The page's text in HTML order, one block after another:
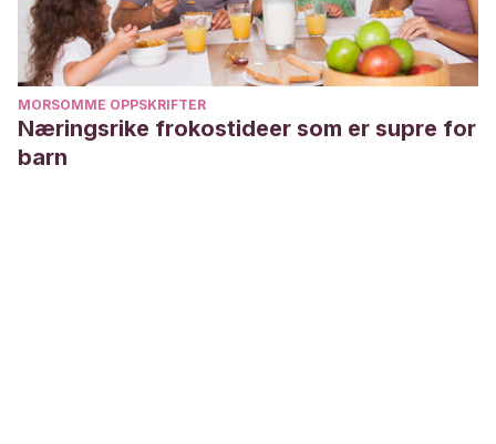
MORSOMME OPPSKRIFTER
Næringsrike frokostideer som er supre for
barn